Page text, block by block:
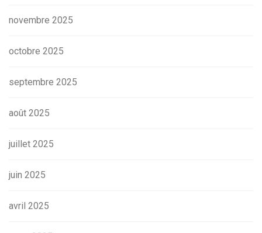
novembre 2025
octobre 2025
septembre 2025
août 2025
juillet 2025
juin 2025
avril 2025